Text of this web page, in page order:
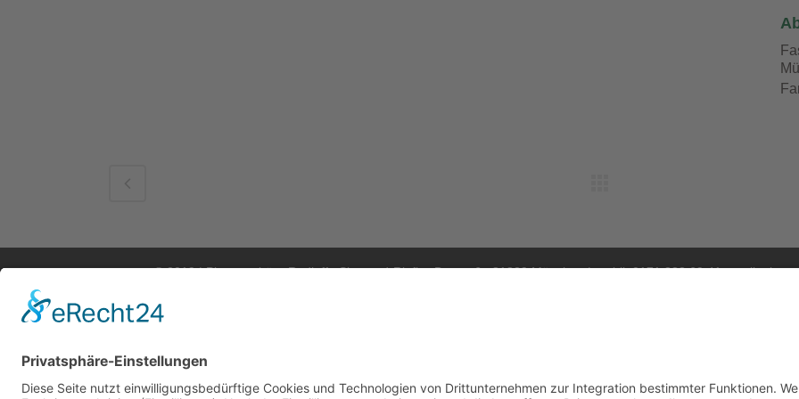
© 2019 | Planungsbüro Radloff . Sigmund-Riefler-Bogen 6 . 81829 München | mobil: 0171 333 69 41 . mail: